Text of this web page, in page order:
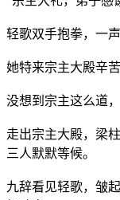
轻歌双手抱拳，一
她特来宗主大殿辛
没想到宗主这么道
走出宗主大殿，梁
三人默默等候。
九辞看见轻歌，皱